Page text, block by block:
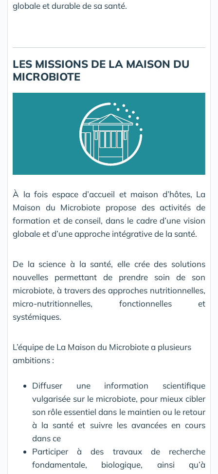
globale et durable de sa santé.
LES MISSIONS DE LA MAISON DU
MICROBIOTE
À la fois espace d’accueil et maison d’hôtes, La
Maison du Microbiote propose des activités de
formation et de conseil, dans le cadre d’une vision
globale et d’une approche intégrative de la santé.
De la science à la santé, elle crée des solutions
nouvelles permettant de prendre soin de son
microbiote, à travers des approches nutritionnelles,
micro-nutritionnelles, fonctionnelles et
systémiques.
L’équipe de La Maison du Microbiote a plusieurs
ambitions :
Diffuser une information scientifique
vulgarisée sur le microbiote, pour mieux cibler
son rôle essentiel dans le maintien ou le retour
à la santé et suivre les avancées en cours
dans ce
Participer à des travaux de recherche
fondamentale, biologique, ainsi qu’à